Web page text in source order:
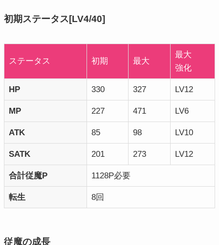
初期ステータス[LV4/40]
ステータス 初期 最大
最大
強化
HP 330 327 LV12
MP 227 471 LV6
ATK 85 98 LV10
SATK 201 273 LV12
合計従魔P 1128P必要
転生 8回
従魔の成長